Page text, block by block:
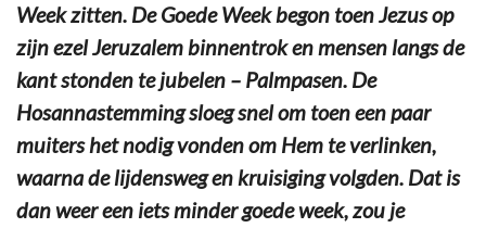
Week zitten. De Goede Week begon toen Jezus op
zijn ezel Jeruzalem binnentrok en mensen langs de
kant stonden te jubelen – Palmpasen. De
Hosannastemming sloeg snel om toen een paar
muiters het nodig vonden om Hem te verlinken,
waarna de lijdensweg en kruisiging volgden. Dat is
dan weer een iets minder goede week, zou je